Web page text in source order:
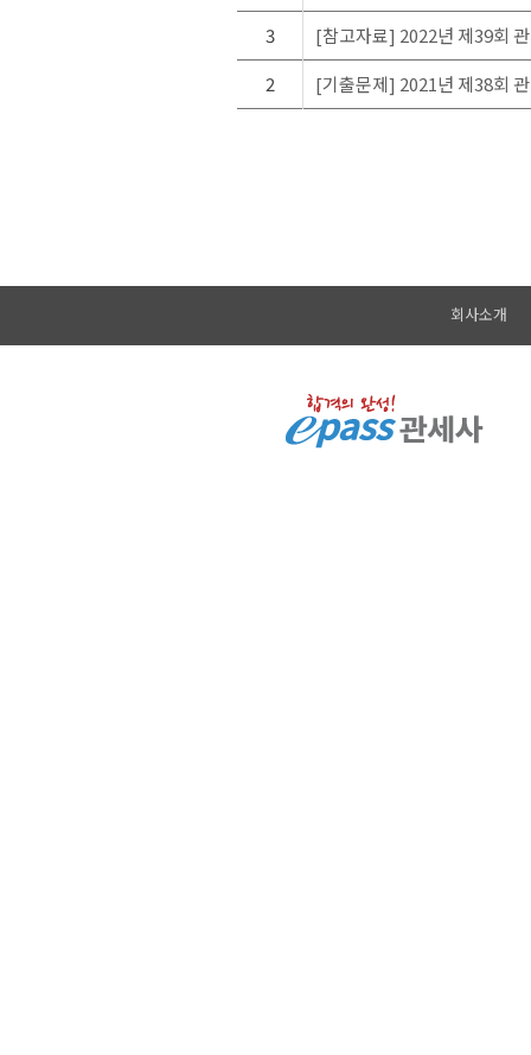
3
[참고자료] 2022년 제39회
2
[기출문제] 2021년 제38회
회사소개